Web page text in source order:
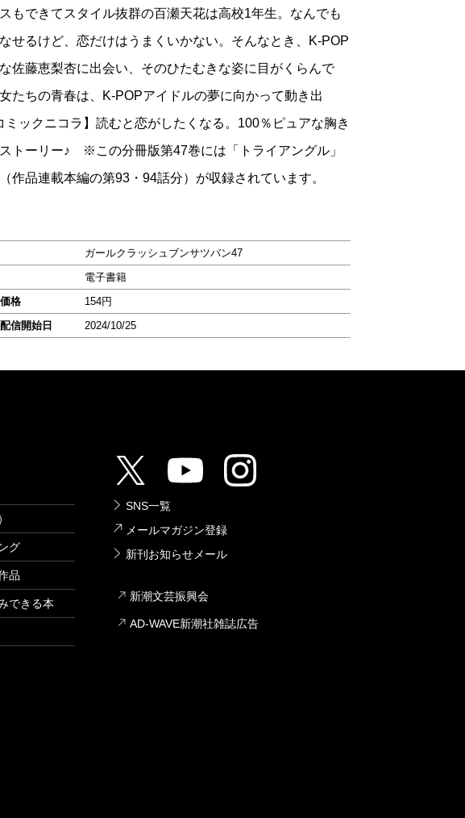
もできてスタイル抜群の百瀬天花は高校1年生。なんでも
なせるけど、恋だけはうまくいかない。そんなとき、K-POP
佐藤恵梨杏に出会い、そのひたむきな姿に目がくらんで
ちの青春は、K-POPアイドルの夢に向かって動き出
ックニコラ】読むと恋がしたくなる。100％ピュアな胸き
トーリー♪ ※この分冊版第47巻には「トライアングル」
（作品連載本編の第93・94話分）が収録されています。
ガールクラッシュブンサツバン47
電子書籍
格
154円
信開始日
2024/10/25
グ
品
できる本
SNS一覧
メールマガジン登録
新刊お知らせメール
新潮文芸振興会
AD-WAVE新潮社雑誌広告